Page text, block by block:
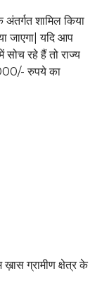
अंतर्गत शामिल किया
जाएगा| यदि आप
रहे हैं तो राज्य
रुपये का
ग्रामीण क्षेत्र के